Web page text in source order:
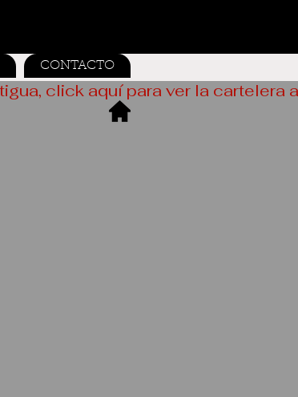
CONTACTO